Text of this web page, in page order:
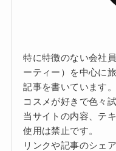
特に特徴のない会社
ーティー）を中心に
記事を書いています。
コスメが好きで色々
当サイトの内容、テ
使用は禁止です。
リンクや記事のシェ